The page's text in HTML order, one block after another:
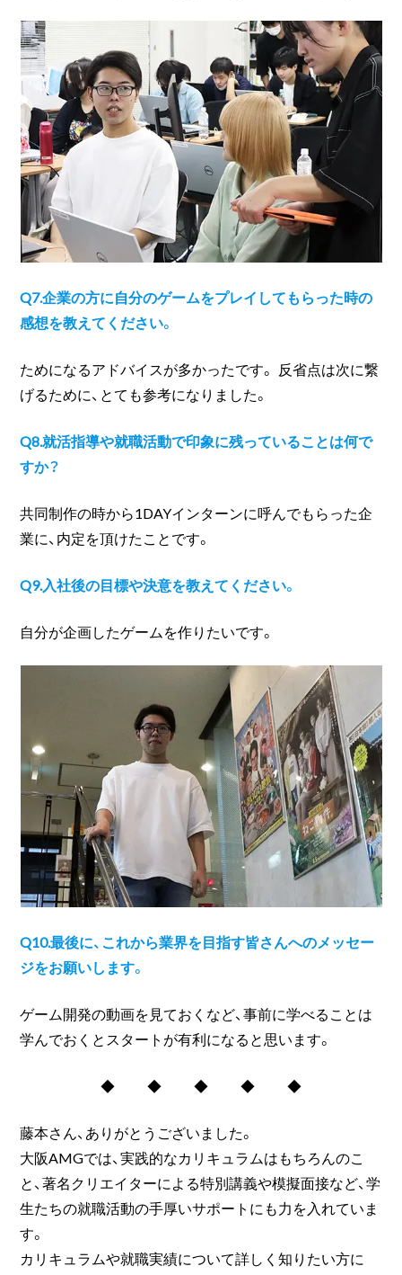
Q7.企業の方に自分のゲームをプレイしてもらった時の
感想を教えてください。
ためになるアドバイスが多かったです。 反省点は次に繋
げるために、とても参考になりました。
Q8.就活指導や就職活動で印象に残っていることは何で
すか？
共同制作の時から1DAYインターンに呼んでもらった企
業に、内定を頂けたことです。
Q9.入社後の目標や決意を教えてください。
自分が企画したゲームを作りたいです。
Q10.最後に、これから業界を目指す皆さんへのメッセー
ジをお願いします。
ゲーム開発の動画を見ておくなど、事前に学べることは
学んでおくとスタートが有利になると思います。
◆ ◆ ◆ ◆ ◆
藤本さん、ありがとうございました。
大阪AMGでは、実践的なカリキュラムはもちろんのこ
と、著名クリエイターによる特別講義や模擬面接など、学
生たちの就職活動の手厚いサポートにも力を入れていま
す。
カリキュラムや就職実績について詳しく知りたい方に